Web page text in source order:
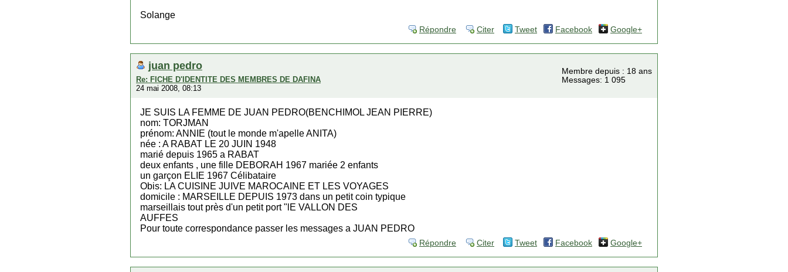
Solange
Répondre Citer Tweet Facebook Google+
juan pedro
Re: FICHE D'IDENTITE DES MEMBRES DE DAFINA
24 mai 2008, 08:13
Membre depuis : 18 ans
Messages: 1 095
JE SUIS LA FEMME DE JUAN PEDRO(BENCHIMOL JEAN PIERRE)
nom: TORJMAN
prénom: ANNIE (tout le monde m'apelle ANITA)
née : A RABAT LE 20 JUIN 1948
marié depuis 1965 a RABAT
deux enfants , une fille DEBORAH 1967 mariée 2 enfants
un garçon ELIE 1967 Célibataire
Obis: LA CUISINE JUIVE MAROCAINE ET LES VOYAGES
domicile : MARSEILLE DEPUIS 1973 dans un petit coin typique
marseillais tout près d'un petit port "lE VALLON DES
AUFFES
Pour toute correspondance passer les messages a JUAN PEDRO
Répondre Citer Tweet Facebook Google+